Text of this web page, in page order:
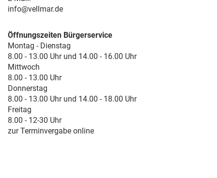
info@vellmar.de
Öffnungszeiten Bürgerservice
Montag - Dienstag
8.00 - 13.00 Uhr und 14.00 - 16.00 Uhr
Mittwoch
8.00 - 13.00 Uhr
Donnerstag
8.00 - 13.00 Uhr und 14.00 - 18.00 Uhr
Freitag
8.00 - 12-30 Uhr
zur Terminvergabe online